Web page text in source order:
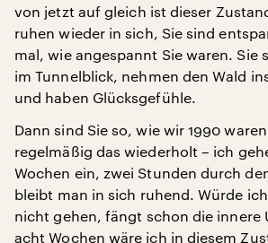
von jetzt auf gleich ist dieser
ruhen wieder in sich, Sie sind
mal, wie angespannt Sie waren. Sie
im Tunnelblick, nehmen den Wald
und haben Glücksgefühle.
Dann sind Sie so, wie wir 1990
regelmäßig das wiederholt – ich
Wochen ein, zwei Stunden durch
bleibt man in sich ruhend. Würde
nicht gehen, fängt schon die innere
acht Wochen wäre ich in diesem